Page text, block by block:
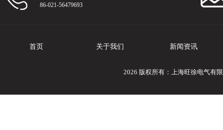
86-021-56479693
首页 关于我们 新闻资讯
2026 版权所有：上海旺徐电气有